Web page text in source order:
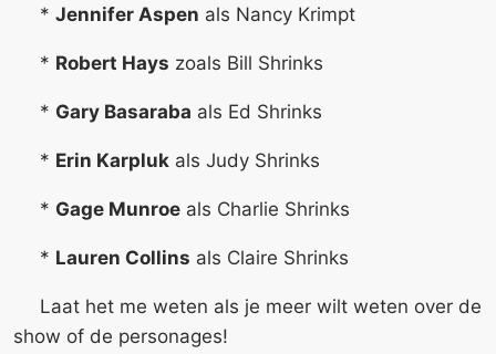
* Jennifer Aspen als Nancy Krimpt
* Robert Hays zoals Bill Shrinks
* Gary Basaraba als Ed Shrinks
* Erin Karpluk als Judy Shrinks
* Gage Munroe als Charlie Shrinks
* Lauren Collins als Claire Shrinks
Laat het me weten als je meer wilt weten over de
show of de personages!